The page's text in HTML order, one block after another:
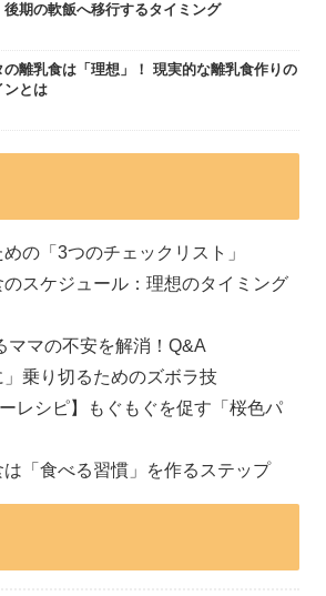
後期の軟飯へ移行するタイミング
の離乳食は「理想」！ 現実的な離乳食作りの
ンとは
の「3つのチェックリスト」
のスケジュール：理想のタイミング
ママの不安を解消！Q&A
乗り切るためのズボラ技
レシピ】もぐもぐを促す「桜色パ
は「食べる習慣」を作るステップ